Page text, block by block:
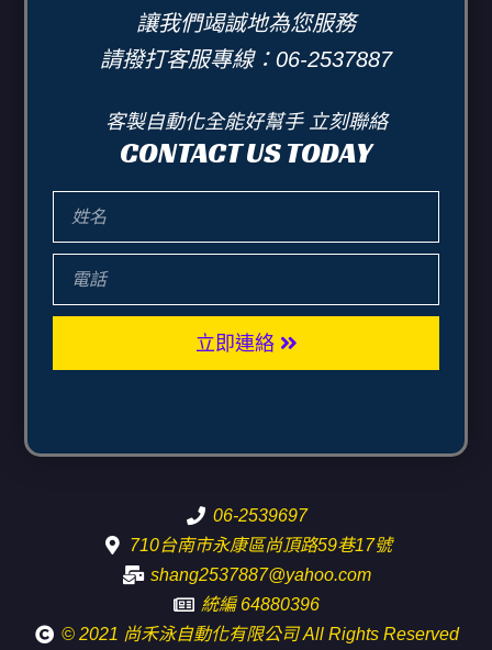
讓我們竭誠地為您服務
請撥打客服專線：06-2537887
客製自動化全能好幫手 立刻聯絡
CONTACT US TODAY
立即連絡
06-2539697
710台南市永康區尚頂路59巷17號
shang2537887@yahoo.com
統編 64880396
© 2021 尚禾泳自動化有限公司 All Rights Reserved